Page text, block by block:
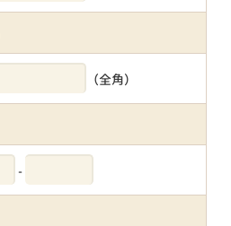
（全角）
-